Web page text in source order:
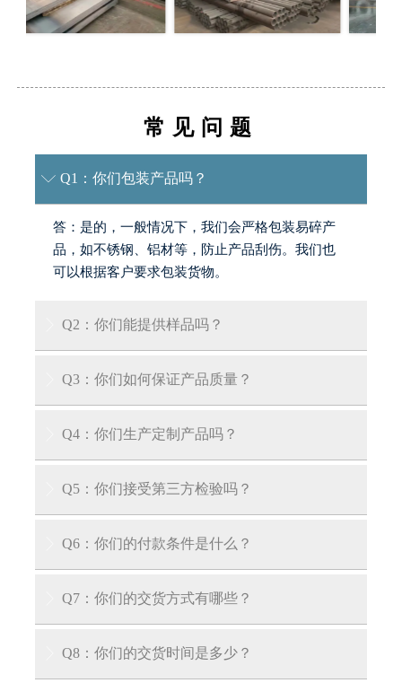
常见问题
 Q1：你们包装产品吗？
答：是的，一般情况下，我们会严格包装易碎产
品，如不锈钢、铝材等，防止产品刮伤。我们也
可以根据客户要求包装货物。
Q2：你们能提供样品吗？
答：是的，我们可以提供免费样品，但客户需承
Q3：你们如何保证产品质量？
答：我们的工厂拥有专业认证，每件产品均按国
Q4：你们生产定制产品吗？
答：是的，我们拥有多年产品定制经验，可根据
Q5：你们接受第三方检验吗？
答：我们接受第三方检验：SGS、V-trust、TUV、
Q6：你们的付款条件是什么？
答：我们接受30%电汇预付款和70%交货前余款。
Q7：你们的交货方式有哪些？
答：EXW、FOB、CIF、CFR、DDU等。
Q8：你们的交货时间是多少？